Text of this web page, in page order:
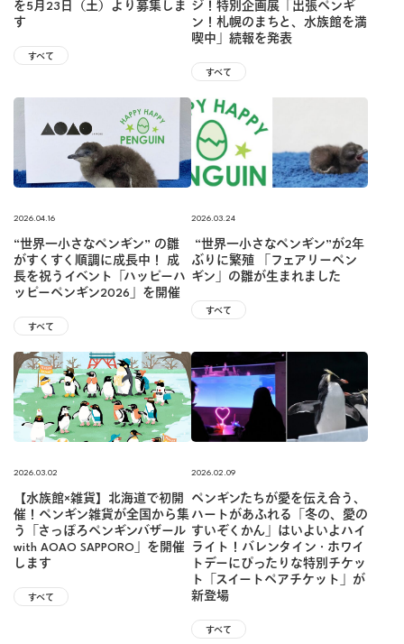
を5月23日（土）より募集しま
す
すべて
ジ！特別企画展「出張ペンギ
ン！札幌のまちと、水族館を満
喫中」続報を発表
すべて
2026.04.16
“世界一小さなペンギン” の雛
がすくすく順調に成長中！ 成
長を祝うイベント「ハッピーハ
ッピーペンギン2026」を開催
すべて
2026.03.24
“世界一小さなペンギン”が2年
ぶりに繁殖 「フェアリーペン
ギン」の雛が生まれました
すべて
2026.03.02
【水族館×雑貨】北海道で初開
催！ペンギン雑貨が全国から集
う「さっぽろペンギンバザール
with AOAO SAPPORO」を開催
します
すべて
2026.02.09
ペンギンたちが愛を伝え合う、
ハートがあふれる「冬の、愛の
すいぞくかん」はいよいよハイ
ライト！バレンタイン・ホワイ
トデーにぴったりな特別チケッ
ト「スイートペアチケット」が
新登場
すべて